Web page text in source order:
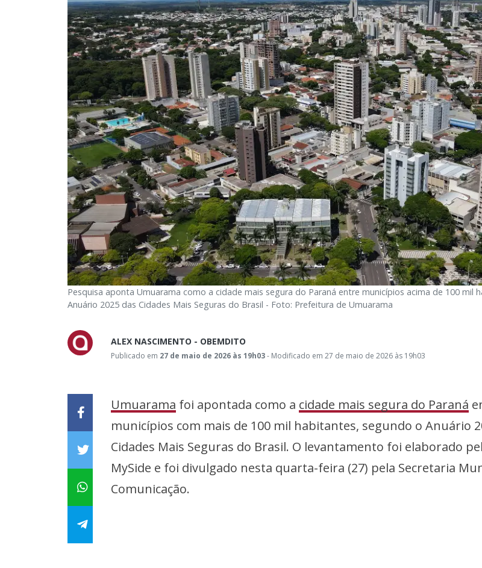
Pesquisa aponta Umuarama como a cidade mais segura do Paraná entre municípios acima de 100 mil
Anuário 2025 das Cidades Mais Seguras do Brasil - Foto: Prefeitura de Umuarama
ALEX NASCIMENTO - OBEMDITO
Publicado em 27 de maio de 2026 às 19h03- Modificado em 27 de maio de 2026 às 19h03
Umuarama foi apontada como a cidade mais segura do Paraná
municípios com mais de 100 mil habitantes, segundo o Anuário
Cidades Mais Seguras do Brasil. O levantamento foi elaborado
MySide e foi divulgado nesta quarta-feira (27) pela Secretaria
Comunicação.